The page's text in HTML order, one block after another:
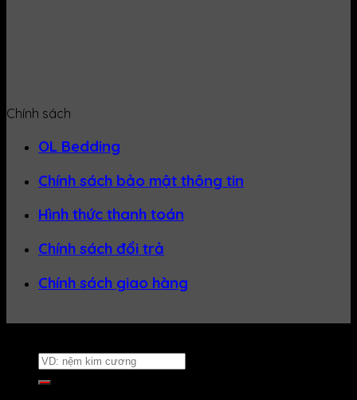
Chính sách
OL Bedding
Chính sách bảo mật thông tin
Hình thức thanh toán
Chính sách đổi trả
Chính sách giao hàng
Tìm
kiếm: